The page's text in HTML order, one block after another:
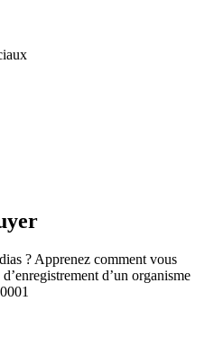
? Apprenez comment vous
d’un organisme